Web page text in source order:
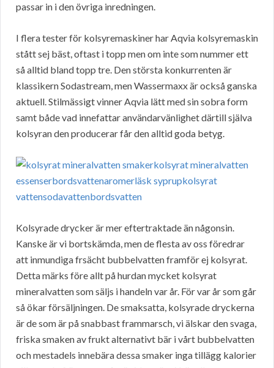
passar in i den övriga inredningen.
I flera tester för kolsyremaskiner har Aqvia kolsyremaskin
stått sej bäst, oftast i topp men om inte som nummer ett
så alltid bland topp tre. Den största konkurrenten är
klassikern Sodastream, men Wassermaxx är också ganska
aktuell. Stilmässigt vinner Aqvia lätt med sin sobra form
samt både vad innefattar användarvänlighet därtill själva
kolsyran den producerar får den alltid goda betyg.
Kolsyrade drycker är mer eftertraktade än någonsin.
Kanske är vi bortskämda, men de flesta av oss föredrar
att inmundiga frsächt bubbelvatten framför ej kolsyrat.
Detta märks före allt på hurdan mycket kolsyrat
mineralvatten som säljs i handeln var år. För var år som går
så ökar försäljningen. De smaksatta, kolsyrade dryckerna
är de som är på snabbast frammarsch, vi älskar den svaga,
friska smaken av frukt alternativt bär i vårt bubbelvatten
och mestadels innebära dessa smaker inga tillägg kalorier